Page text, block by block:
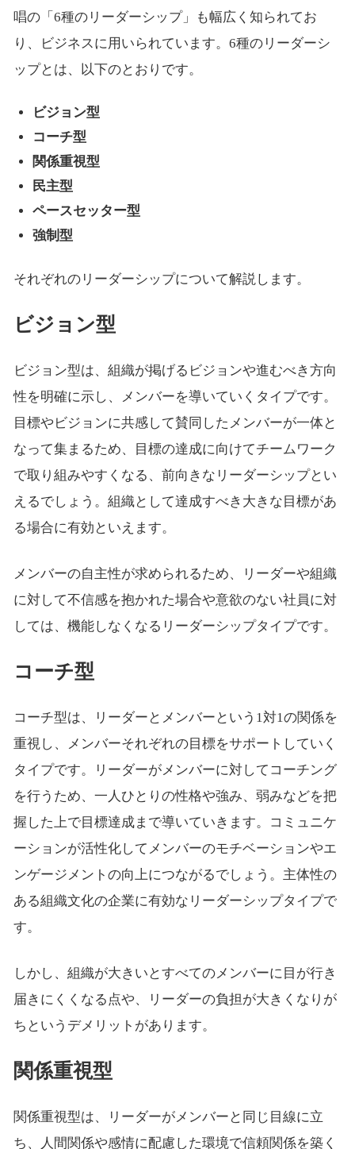
唱の「6種のリーダーシップ」も幅広く知られてお
り、ビジネスに用いられています。6種のリーダーシ
ップとは、以下のとおりです。
ビジョン型
コーチ型
関係重視型
民主型
ペースセッター型
強制型
それぞれのリーダーシップについて解説します。
ビジョン型
ビジョン型は、組織が掲げるビジョンや進むべき方向
性を明確に示し、メンバーを導いていくタイプです。
目標やビジョンに共感して賛同したメンバーが一体と
なって集まるため、目標の達成に向けてチームワーク
で取り組みやすくなる、前向きなリーダーシップとい
えるでしょう。組織として達成すべき大きな目標があ
る場合に有効といえます。
メンバーの自主性が求められるため、リーダーや組織
に対して不信感を抱かれた場合や意欲のない社員に対
しては、機能しなくなるリーダーシップタイプです。
コーチ型
コーチ型は、リーダーとメンバーという1対1の関係を
重視し、メンバーそれぞれの目標をサポートしていく
タイプです。リーダーがメンバーに対してコーチング
を行うため、一人ひとりの性格や強み、弱みなどを把
握した上で目標達成まで導いていきます。コミュニケ
ーションが活性化してメンバーのモチベーションやエ
ンゲージメントの向上につながるでしょう。主体性の
ある組織文化の企業に有効なリーダーシップタイプで
す。
しかし、組織が大きいとすべてのメンバーに目が行き
届きにくくなる点や、リーダーの負担が大きくなりが
ちというデメリットがあります。
関係重視型
関係重視型は、リーダーがメンバーと同じ目線に立
ち、人間関係や感情に配慮した環境で信頼関係を築く